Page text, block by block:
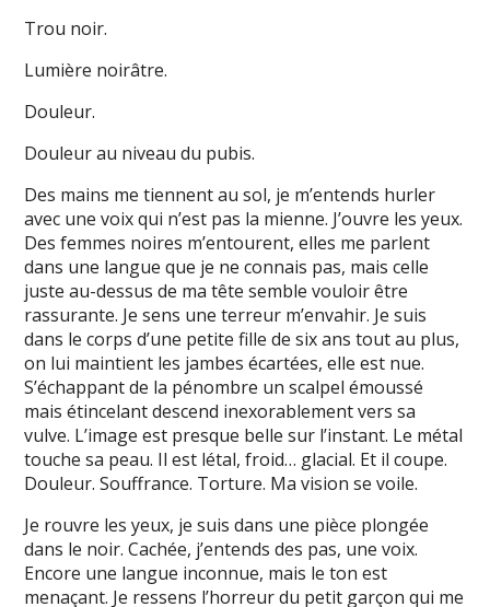
Trou noir.
Lumière noirâtre.
Douleur.
Douleur au niveau du pubis.
Des mains me tiennent au sol, je m’entends hurler
avec une voix qui n’est pas la mienne. J’ouvre les yeux.
Des femmes noires m’entourent, elles me parlent
dans une langue que je ne connais pas, mais celle
juste au-dessus de ma tête semble vouloir être
rassurante. Je sens une terreur m’envahir. Je suis
dans le corps d’une petite fille de six ans tout au plus,
on lui maintient les jambes écartées, elle est nue.
S’échappant de la pénombre un scalpel émoussé
mais étincelant descend inexorablement vers sa
vulve. L’image est presque belle sur l’instant. Le métal
touche sa peau. Il est létal, froid… glacial. Et il coupe.
Douleur. Souffrance. Torture. Ma vision se voile.
Je rouvre les yeux, je suis dans une pièce plongée
dans le noir. Cachée, j’entends des pas, une voix.
Encore une langue inconnue, mais le ton est
menaçant. Je ressens l’horreur du petit garçon qui me